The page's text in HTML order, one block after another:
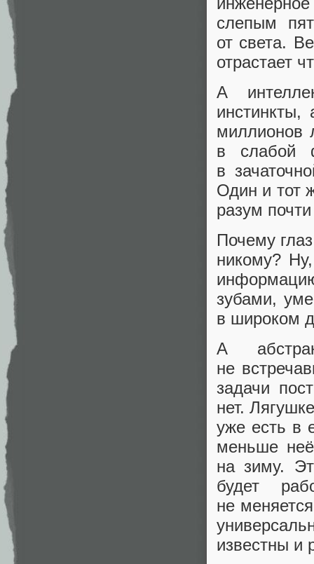
слепым
от света.
отрастает
А
инстинкты,
миллионов
в слабой
в
Один и тот
разум
Почему
никому?
зубами,
в широком
А
не
задачи
нет.
уже есть в
меньше
на зиму.
будет
не
известны и